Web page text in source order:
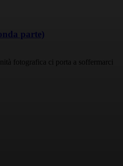
parte)
fotografica ci porta a soffermarci